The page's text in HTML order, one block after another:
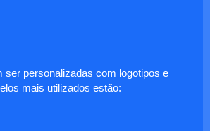
ser personalizadas com logotipos e
mais utilizados estão: